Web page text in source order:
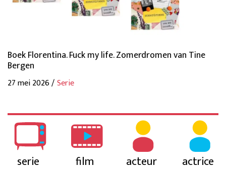
Boek Florentina. Fuck my life. Zomerdromen van Tine
Bergen
27 mei 2026 /Serie
serie film acteur actrice